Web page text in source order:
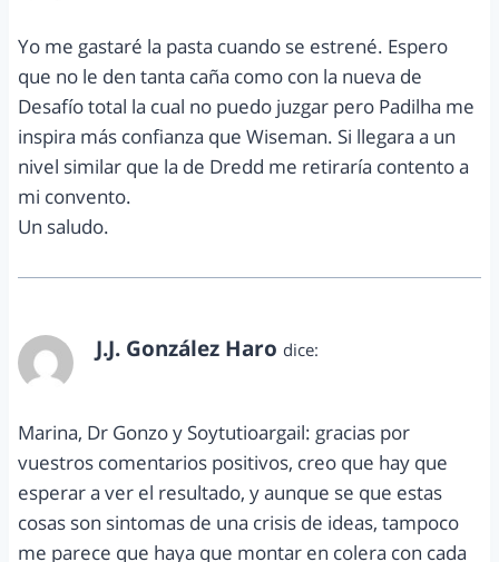
Yo me gastaré la pasta cuando se estrené. Espero
que no le den tanta caña como con la nueva de
Desafío total la cual no puedo juzgar pero Padilha me
inspira más confianza que Wiseman. Si llegara a un
nivel similar que la de Dredd me retiraría contento a
mi convento.
Un saludo.
J.J. González Haro dice:
Marina, Dr Gonzo y Soytutioargail: gracias por
vuestros comentarios positivos, creo que hay que
esperar a ver el resultado, y aunque se que estas
cosas son sintomas de una crisis de ideas, tampoco
me parece que haya que montar en colera con cada